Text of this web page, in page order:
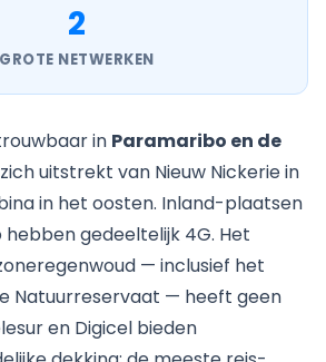
2
GROTE NETWERKEN
in Paramaribo en de
uitstrekt van Nieuw Nickerie in
in het oosten. Inland-plaatsen
hebben gedeeltelijk 4G. Het
— inclusief het
Natuurreservaat — heeft geen
en Digicel bieden